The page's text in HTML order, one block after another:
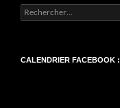
Rechercher :
CALENDRIER FACEBOOK :